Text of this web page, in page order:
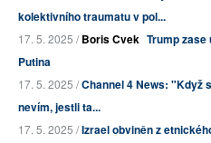
kolektivního traumatu v pol...
17. 5. 2025 /Boris Cvek Trump
Putina
17. 5. 2025 /Channel 4 News: "Když
nevím, jestli ta...
17. 5. 2025 /Izrael obviněn z